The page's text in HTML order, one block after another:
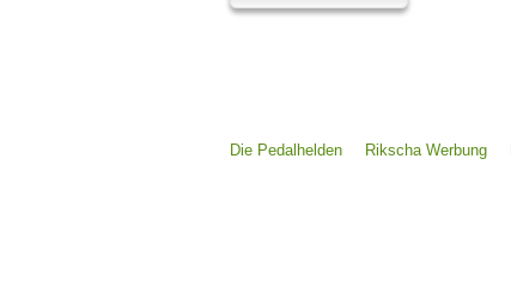
Die Pedalhelden Rikscha Werbung